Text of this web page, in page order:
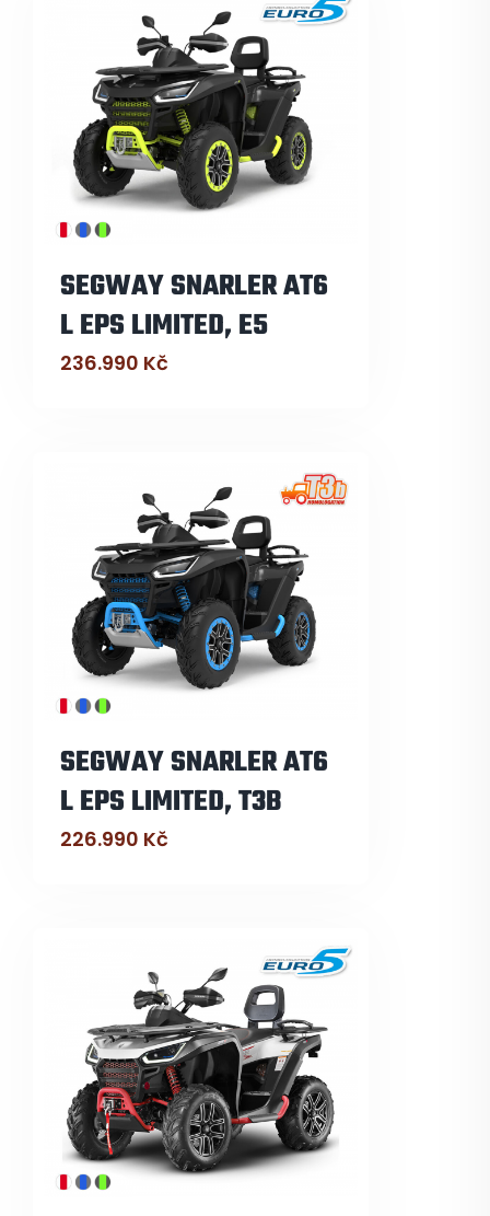
SEGWAY SNARLER AT6
L EPS LIMITED, E5
236.990 Kč
SEGWAY SNARLER AT6
L EPS LIMITED, T3B
226.990 Kč